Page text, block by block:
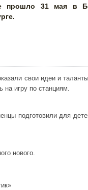
прошло 31 мая в
свои идеи и
на игру по станциям.
подготовили для
нового.